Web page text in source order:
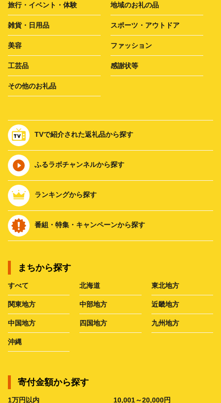
旅行・イベント・体験 地域のお礼の品
雑貨・日用品 スポーツ・アウトドア
美容 ファッション
工芸品 感謝状等
その他のお礼品
TVで紹介された返礼品から探す
ふるラボチャンネルから探す
ランキングから探す
番組・特集・キャンペーンから探す
まちから探す
すべて 北海道 東北地方
関東地方 中部地方 近畿地方
中国地方 四国地方 九州地方
沖縄
寄付金額から探す
1万円以内 10,001～20,000円